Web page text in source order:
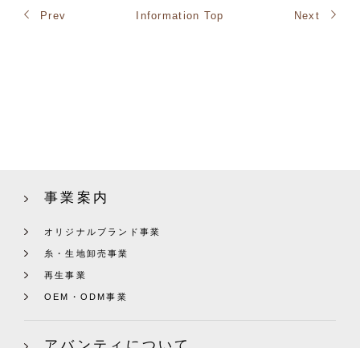
Prev Information Top Next
事業案内
オリジナルブランド事業
糸・生地卸売事業
再生事業
OEM・ODM事業
アバンティについて